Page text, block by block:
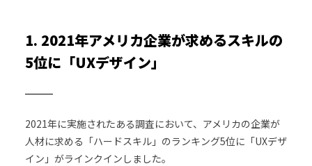
1. 2021年アメリカ企業が求めるスキルの
5位に「UXデザイン」
2021年に実施されたある調査において、アメリカの企業が
人材に求める「ハードスキル」のランキング5位に「UXデザ
イン」がラインクインしました。